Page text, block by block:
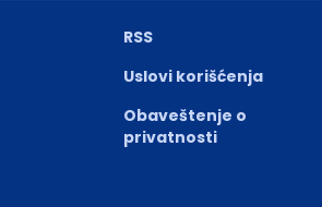
RSS
Uslovi korišćenja
Obaveštenje o
privatnosti